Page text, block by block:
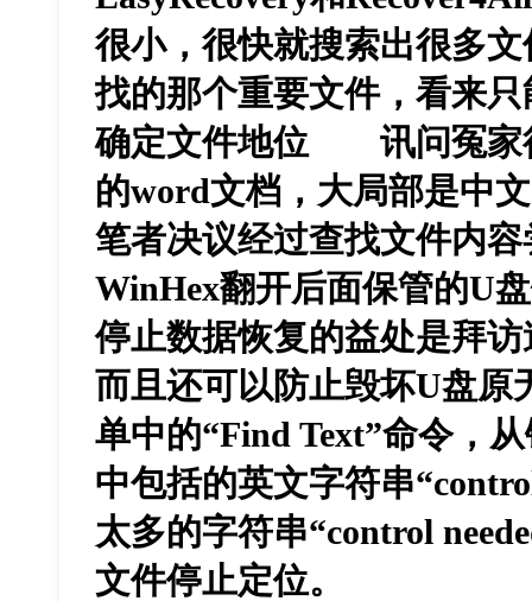
很小，很快就搜索出很多
找的那个重要文件，看来
确定文件地位 讯问冤家
的word文档，大局部是中
笔者决议经过查找文件内
WinHex翻开后面保管的U
停止数据恢复的益处是拜
而且还可以防止毁坏U盘原
单中的“Find Text”命令，
中包括的英文字符串
太多的字符串“control
文件停止定位。